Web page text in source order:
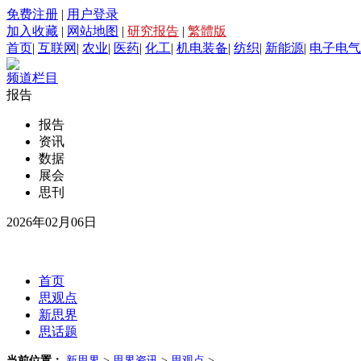
免费注册 | 用户登录
加入收藏 | 网站地图 | 研究报告 | 繁體版
首页| 互联网 | 农业| 医药| 化工| 机电装备| 纺织| 新能源| 电子电气
频道栏目
报告
报告
资讯
数据
展会
思刊
2026年02月06日
首页
思观点
新思界
思话题